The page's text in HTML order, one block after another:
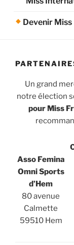
Devenir Miss
Un grand
notre élection
pour Miss
Asso Femina
Omni Sports
d’Hem
80 avenue
Calmette
59510 Hem